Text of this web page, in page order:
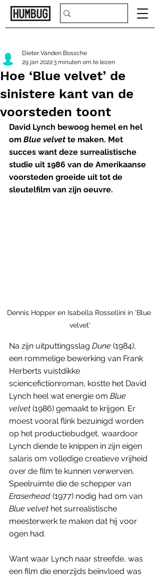
Hoe ‘Blue velvet’ de
sinistere kant van de
voorsteden toont
Dieter Vanden Bossche
29 jan 20223 minuten om te lezen
David Lynch bewoog hemel en hel
om Blue velvet te maken. Met
succes want deze surrealistische
studie uit 1986 van de Amerikaanse
voorsteden groeide uit tot de
sleutelfilm van zijn oeuvre.
Dennis Hopper en Isabella Rossellini in 'Blue
velvet'
Na zijn uitputtingsslag Dune (1984),
een rommelige bewerking van Frank
Herberts vuistdikke
sciencefictionroman, kostte het David
Lynch heel wat energie om Blue
velvet (1986) gemaakt te krijgen. Er
moest vooral flink bezuinigd worden
op het productiebudget, waardoor
Lynch diende te knippen in zijn eigen
salaris om volledige creatieve vrijheid
over de film te kunnen verwerven.
Speelruimte die de schepper van
Eraserhead (1977) nodig had om van
Blue velvet het surrealistische
meesterwerk te maken dat hij voor
ogen had.
Want waar Lynch naar streefde, was
een film die enerzijds beïnvloed was